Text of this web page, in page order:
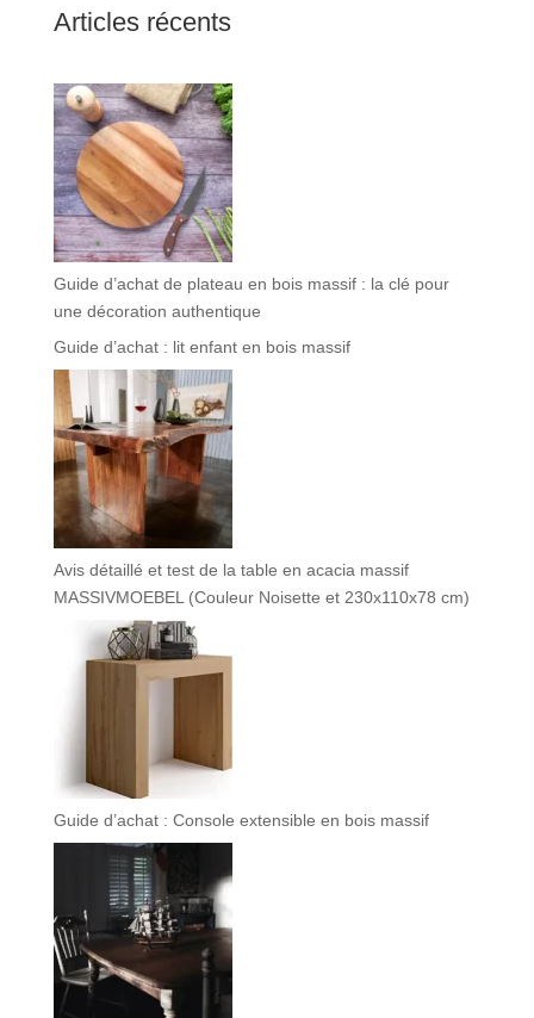
Articles récents
Guide d’achat de plateau en bois massif : la clé pour
une décoration authentique
Guide d’achat : lit enfant en bois massif
Avis détaillé et test de la table en acacia massif
MASSIVMOEBEL (Couleur Noisette et 230x110x78 cm)
Guide d’achat : Console extensible en bois massif